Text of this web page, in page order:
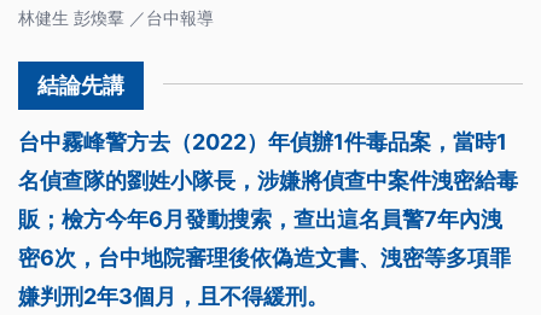
林健生 彭煥羣 ／台中報導
台中霧峰警方去（2022）年偵辦1件毒品案，當時1
名偵查隊的劉姓小隊長，涉嫌將偵查中案件洩密給毒
販；檢方今年6月發動搜索，查出這名員警7年內洩
密6次，台中地院審理後依偽造文書、洩密等多項罪
嫌判刑2年3個月，且不得緩刑。